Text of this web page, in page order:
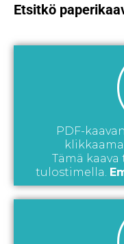
Etsitkö
PDF-
Tämä
tulostimella.